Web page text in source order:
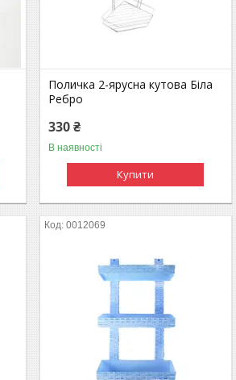
Поличка 2-ярусна кутова Біла
Ребро
330 ₴
В наявності
Купити
0012069